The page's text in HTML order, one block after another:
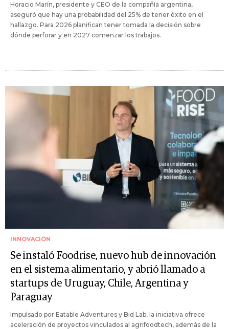
Horacio Marín, presidente y CEO de la compañía argentina,
aseguró que hay una probabilidad del 25% de tener éxito en el
hallazgo. Para 2026 planifican tener tomada la decisión sobre
dónde perforar y en 2027 comenzar los trabajos.
INNOVACIÓN
Se instaló Foodrise, nuevo hub de innovación
en el sistema alimentario, y abrió llamado a
startups de Uruguay, Chile, Argentina y
Paraguay
Impulsado por Eatable Adventures y Bid Lab, la iniciativa ofrece
aceleración de proyectos vinculados al agrifoodtech, además de la